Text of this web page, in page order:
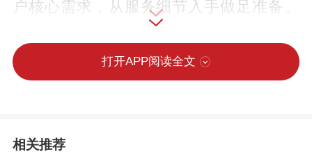
户核心需求，从服务细节入手做足准备。
专门定制涵盖日常健康养护、疾病预防要
点的《家庭健康指导手册》，在营业网点
设置便民服务角，让客户在办理业务时，
打开APP阅读全文
相关推荐